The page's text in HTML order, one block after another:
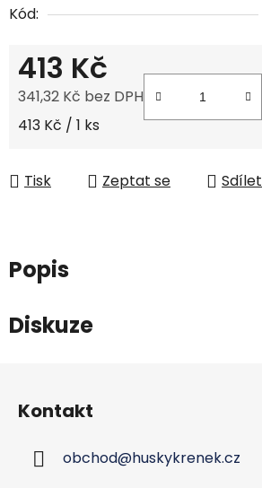
Kód:
413 Kč
341,32 Kč bez DPH
Měrná cena:
413 Kč / 1 ks
Tisk Zeptat se Sdílet
Popis
Diskuze
Kontakt
obchod@huskykrenek.cz